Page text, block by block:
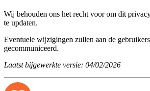
Wij behouden ons het recht voor om dit
te updaten.
Eventuele wijzigingen zullen aan de
gecommuniceerd.
Laatst bijgewerkte versie: 04/02/2026